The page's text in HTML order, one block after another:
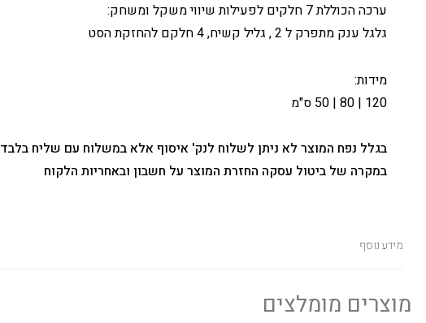
ערכה הכוללת 7 חלקים לפעילות שיווי משקל ומשחק:
גלגל ענק מתפרק ל 2 , גליל קשיח, 4 חלקם להחזקת הסט
מידות:
120 | 80 | 50 ס"מ
בגלל נפח המוצר לא ניתן לשלוח לנק' איסוף אלא במשלוח עם שליח בלבד
במקרה של ביטול עסקה החזרת המוצר על חשבון ובאחריות הלקוח
מידע נוסף
מוצרים מומלצים